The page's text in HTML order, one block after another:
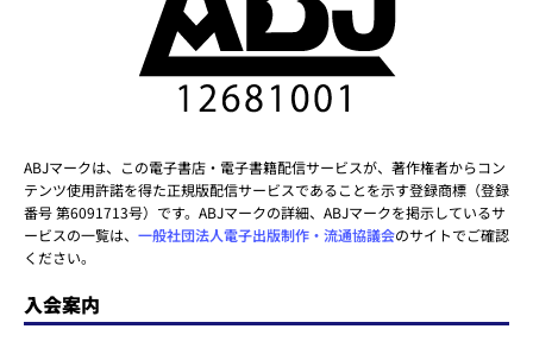
ABJマークは、この電子書店・電子書籍配信サービスが、著作権者からコン
テンツ使用許諾を得た正規版配信サービスであることを示す登録商標（登録
番号 第6091713号）です。ABJマークの詳細、ABJマークを掲示しているサ
ービスの一覧は、 一般社団法人電子出版制作・流通協議会のサイトでご確認
ください。
入会案内